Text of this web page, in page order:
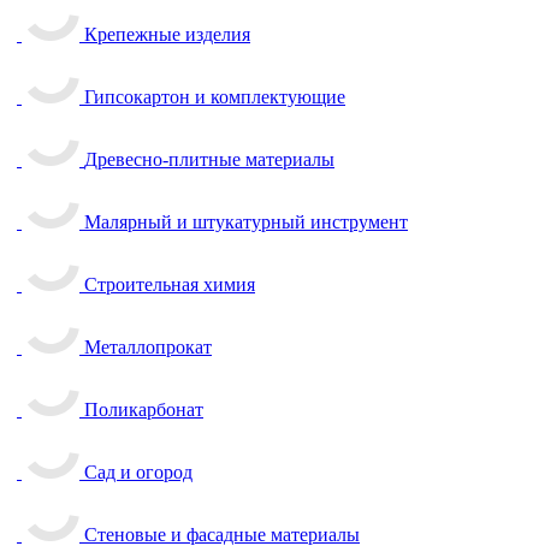
Крепежные изделия
Гипсокартон и комплектующие
Древесно-плитные материалы
Малярный и штукатурный инструмент
Строительная химия
Металлопрокат
Поликарбонат
Сад и огород
Стеновые и фасадные материалы